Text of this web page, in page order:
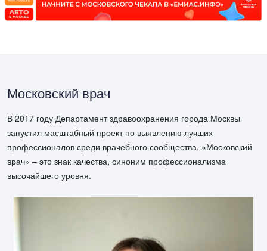
Московский врач
В 2017 году Департамент здравоохранения города Москвы
запустил масштабный проект по выявлению лучших
профессионалов среди врачебного сообщества. «Московский
врач» – это знак качества, синоним профессионализма
высочайшего уровня.